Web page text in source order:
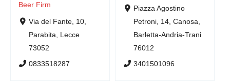
Beer Firm
Via del Fante, 10,
Parabita, Lecce
73052
0833518287
Piazza Agostino
Petroni, 14, Canosa,
Barletta-Andria-Trani
76012
3401501096